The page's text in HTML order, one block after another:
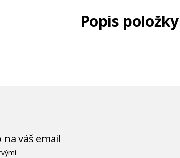
Popis položky
váš email